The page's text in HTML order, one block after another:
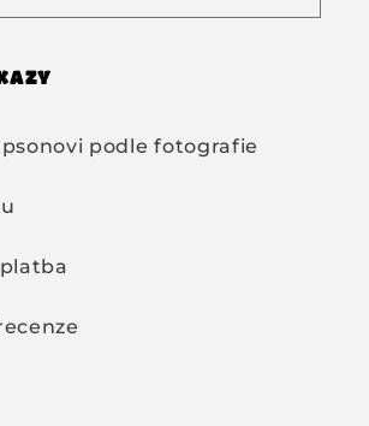
podle fotografie